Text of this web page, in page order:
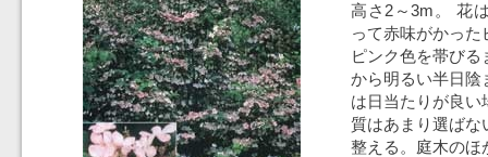
高さ2～3m。 花
って赤味がかっ
ピンク色を帯び
から明るい半日陰
は日当たりが良い
質はあまり選ばな
整える。庭木のほ